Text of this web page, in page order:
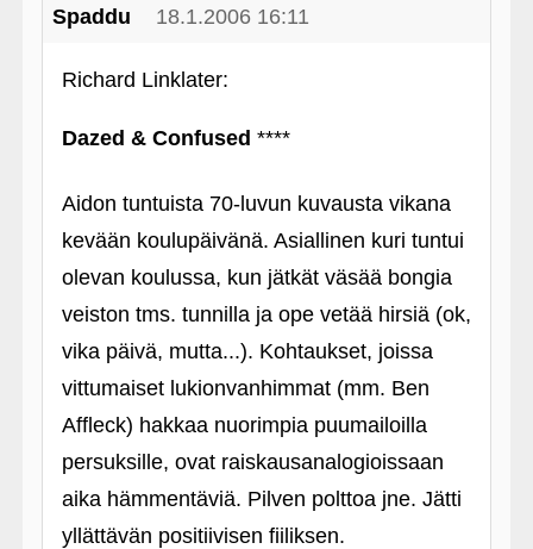
Spaddu 18.1.2006 16:11
Richard Linklater:
Dazed & Confused ****
Aidon tuntuista 70-luvun kuvausta vikana
kevään koulupäivänä. Asiallinen kuri tuntui
olevan koulussa, kun jätkät väsää bongia
veiston tms. tunnilla ja ope vetää hirsiä (ok,
vika päivä, mutta...). Kohtaukset, joissa
vittumaiset lukionvanhimmat (mm. Ben
Affleck) hakkaa nuorimpia puumailoilla
persuksille, ovat raiskausanalogioissaan
aika hämmentäviä. Pilven polttoa jne. Jätti
yllättävän positiivisen fiiliksen.